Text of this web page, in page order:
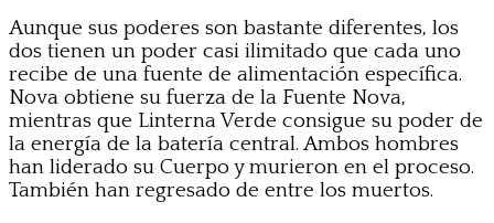
Aunque sus poderes son bastante diferentes, los
dos tienen un poder casi ilimitado que cada uno
recibe de una fuente de alimentación específica.
Nova obtiene su fuerza de la Fuente Nova,
mientras que Linterna Verde consigue su poder de
la energía de la batería central. Ambos hombres
han liderado su Cuerpo y murieron en el proceso.
También han regresado de entre los muertos.